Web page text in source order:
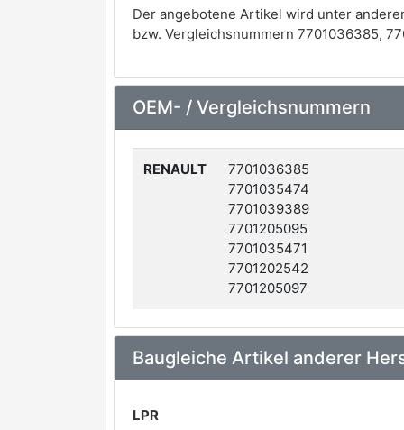
Der angebotene Artikel wird unter
bzw. Vergleichsnummern 7701036385,
OEM- / Vergleichsnummern
RENAULT 7701036385
7701035474
7701039389
7701205095
7701035471
7701202542
7701205097
Baugleiche Artikel anderer
LPR